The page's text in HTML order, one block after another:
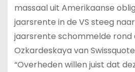
massaal uit Amerikaanse
jaarsrente in de VS steeg
jaarsrente schommelde rond
Ozkardeskaya van
“Overheden willen juist dat